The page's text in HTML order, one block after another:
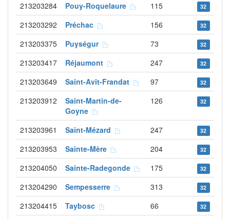
213203284 Pouy-Roquelaure 115 32
213203292 Préchac 156 32
213203375 Puységur 73 32
213203417 Réjaumont 247 32
213203649 Saint-Avit-Frandat 97 32
213203912
Saint-Martin-de-
Goyne
126 32
213203961 Saint-Mézard 247 32
213203953 Sainte-Mère 204 32
213204050 Sainte-Radegonde 175 32
213204290 Sempesserre 313 32
213204415 Taybosc 66 32